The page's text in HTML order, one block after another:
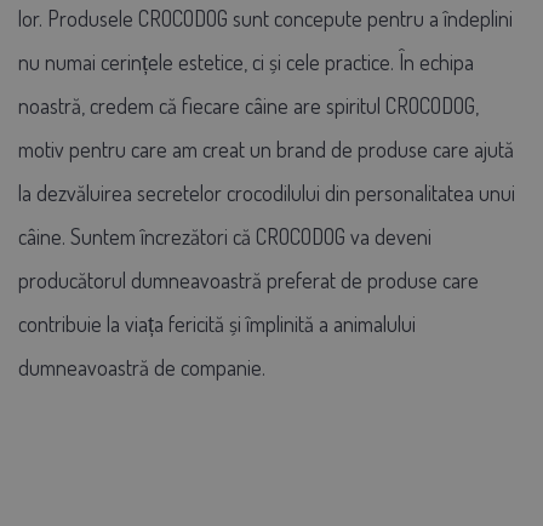
lor. Produsele CROCODOG sunt concepute pentru a îndeplini
nu numai cerințele estetice, ci și cele practice. În echipa
noastră, credem că fiecare câine are spiritul CROCODOG,
motiv pentru care am creat un brand de produse care ajută
la dezvăluirea secretelor crocodilului din personalitatea unui
câine. Suntem încrezători că CROCODOG va deveni
producătorul dumneavoastră preferat de produse care
contribuie la viața fericită și împlinită a animalului
dumneavoastră de companie.